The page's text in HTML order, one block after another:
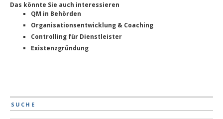
Das könnte Sie auch interessieren
QM in Behörden
Organisationsentwicklung & Coaching
Controlling für Dienstleister
Existenzgründung
SUCHE